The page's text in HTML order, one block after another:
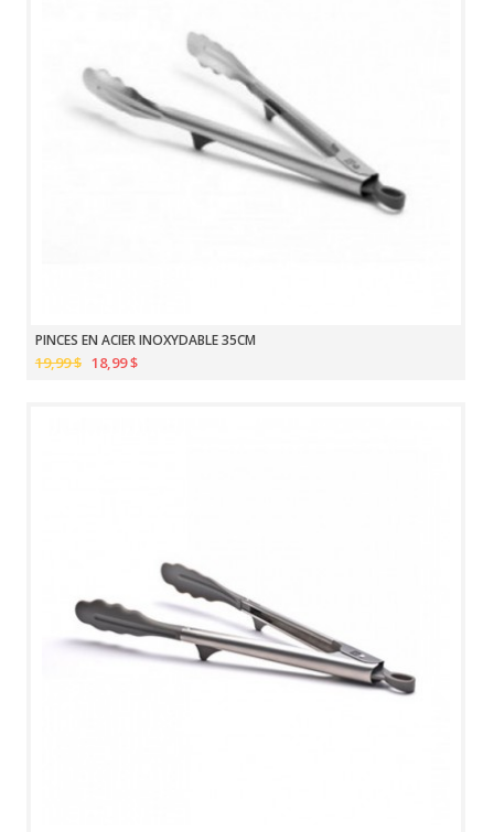
PINCES EN ACIER INOXYDABLE 35CM
19,99 $ 18,99 $